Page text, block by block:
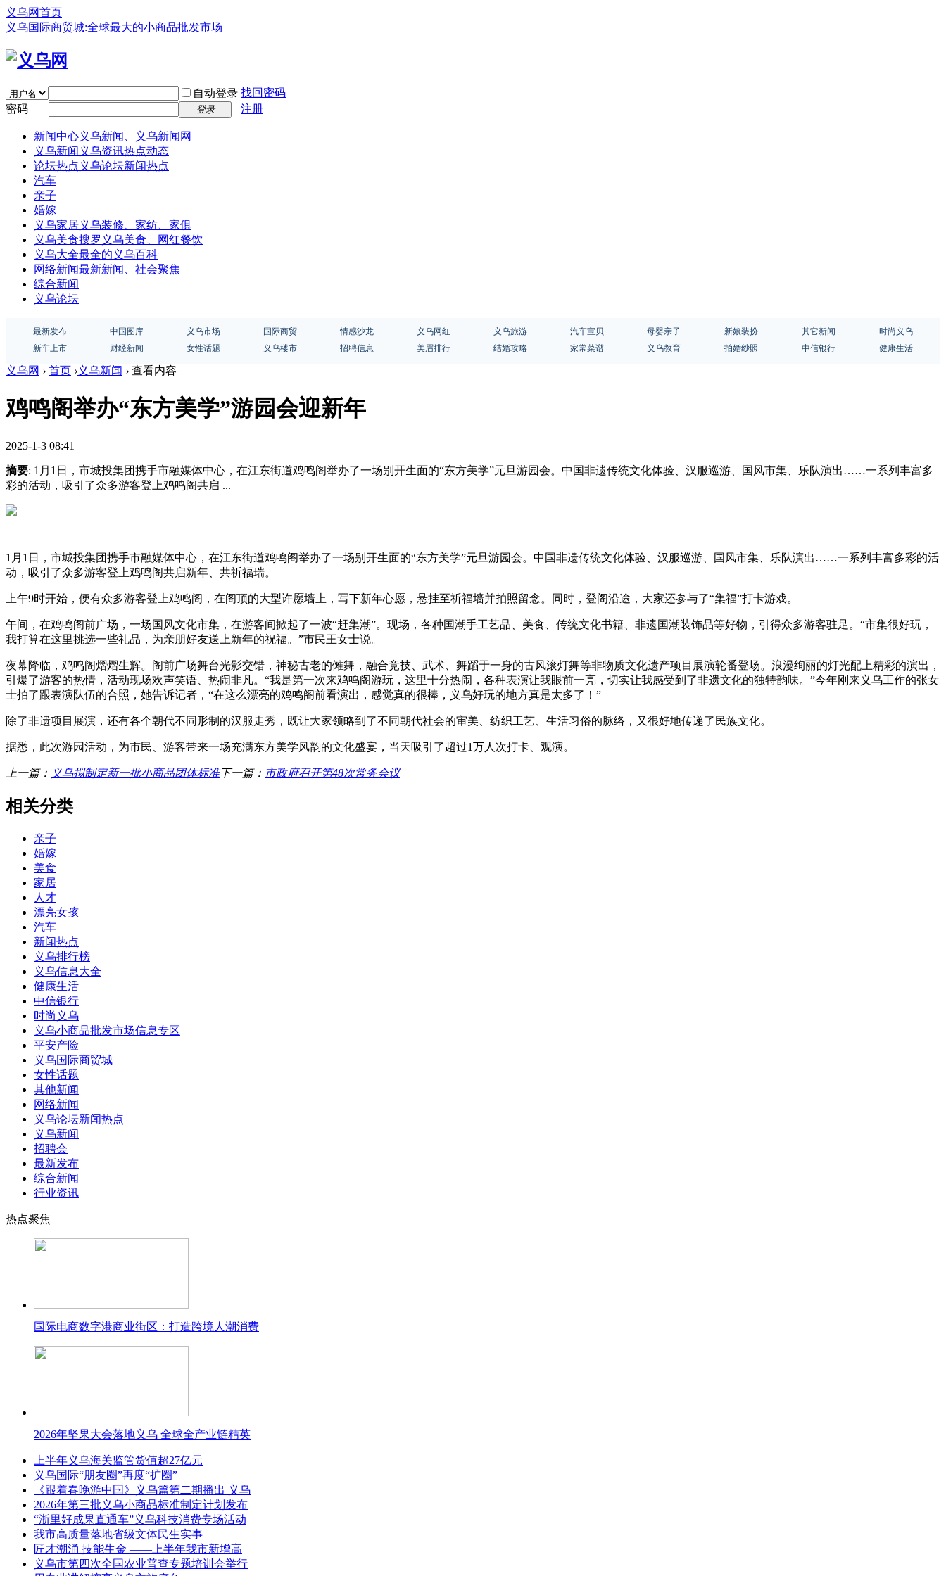
义乌网首页
义乌国际商贸城:全球最大的小商品批发市场
自动登录 找回密码
密码
登录 注册
新闻中心义乌新闻、义乌新闻网
义乌新闻 义乌资讯热点动态
论坛热点 义乌论坛新闻热点
汽车
亲子
婚嫁
义乌家居义乌装修、家纺、家俱
义乌美食搜罗义乌美食、网红餐饮
义乌大全最全的义乌百科
网络新闻最新新闻、社会聚焦
综合新闻
义乌论坛
最新发布 中国图库 义乌市场 国际商贸 情感沙龙 义乌网红 义乌旅游 汽车宝贝 母婴亲子 新娘装扮 其它新闻
时尚义乌
新车上市
财经新闻 女性话题 义乌楼市 招聘信息 美眉排行 结婚攻略 家常菜谱 义乌教育 拍婚纱照 中信银行 健康生活
义乌网 › 首页 ›义乌新闻 › 查看内容
鸡鸣阁举办“东方美学”游园会迎新年
2025-1-3 08:41
摘要: 1月1日，市城投集团携手市融媒体中心，在江东街道鸡鸣阁举办了一场别开生面的“东方美学”元旦游园会。中国非遗传统文化体验、汉服巡游、国风市集、乐队演出……一系列丰富多
彩的活动，吸引了众多游客登上鸡鸣阁共启 ...
1月1日，市城投集团携手市融媒体中心，在江东街道鸡鸣阁举办了一场别开生面的“东方美学”元旦游园会。中国非遗传统文化体验、汉服巡游、国风市集、乐队演出……一系列丰富多彩的活
动，吸引了众多游客登上鸡鸣阁共启新年、共祈福瑞。
上午9时开始，便有众多游客登上鸡鸣阁，在阁顶的大型许愿墙上，写下新年心愿，悬挂至祈福墙并拍照留念。同时，登阁沿途，大家还参与了“集福”打卡游戏。
午间，在鸡鸣阁前广场，一场国风文化市集，在游客间掀起了一波“赶集潮”。现场，各种国潮手工艺品、美食、传统文化书籍、非遗国潮装饰品等好物，引得众多游客驻足。“市集很好玩，
我打算在这里挑选一些礼品，为亲朋好友送上新年的祝福。”市民王女士说。
夜幕降临，鸡鸣阁熠熠生辉。阁前广场舞台光影交错，神秘古老的傩舞，融合竞技、武术、舞蹈于一身的古风滚灯舞等非物质文化遗产项目展演轮番登场。浪漫绚丽的灯光配上精彩的演出，
引爆了游客的热情，活动现场欢声笑语、热闹非凡。“我是第一次来鸡鸣阁游玩，这里十分热闹，各种表演让我眼前一亮，切实让我感受到了非遗文化的独特韵味。”今年刚来义乌工作的张女
士拍了跟表演队伍的合照，她告诉记者，“在这么漂亮的鸡鸣阁前看演出，感觉真的很棒，义乌好玩的地方真是太多了！”
除了非遗项目展演，还有各个朝代不同形制的汉服走秀，既让大家领略到了不同朝代社会的审美、纺织工艺、生活习俗的脉络，又很好地传递了民族文化。
据悉，此次游园活动，为市民、游客带来一场充满东方美学风韵的文化盛宴，当天吸引了超过1万人次打卡、观演。
上一篇： 义乌拟制定新一批小商品团体标准下一篇： 市政府召开第48次常务会议
相关分类
亲子
婚嫁
美食
家居
人才
漂亮女孩
汽车
新闻热点
义乌排行榜
义乌信息大全
健康生活
中信银行
时尚义乌
义乌小商品批发市场信息专区
平安产险
义乌国际商贸城
女性话题
其他新闻
网络新闻
义乌论坛新闻热点
义乌新闻
招聘会
最新发布
综合新闻
行业资讯
热点聚焦
国际电商数字港商业街区：打造跨境人潮消费
2026年坚果大会落地义乌 全球全产业链精英
上半年义乌海关监管货值超27亿元
义乌国际“朋友圈”再度“扩圈”
《跟着春晚游中国》义乌篇第二期播出 义乌
2026年第三批义乌小商品标准制定计划发布
“浙里好成果直通车”义乌科技消费专场活动
我市高质量落地省级文体民生实事
匠才潮涌 技能生金 ——上半年我市新增高
义乌市第四次全国农业普查专题培训会举行